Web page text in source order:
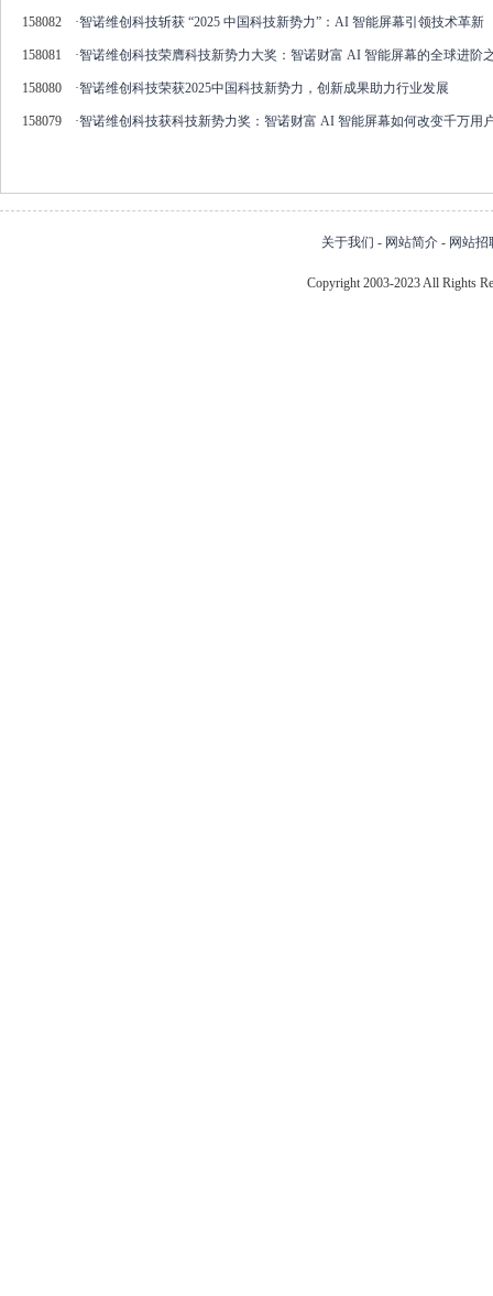
158082 ·智诺维创科技斩获 “2025 中国科技新势力”：AI 智能屏幕引领技术革新
158081 ·智诺维创科技荣膺科技新势力大奖：智诺财富 AI 智能屏幕的全球进阶
158080 ·智诺维创科技荣获2025中国科技新势力，创新成果助力行业发展
158079 ·智诺维创科技获科技新势力奖：智诺财富 AI 智能屏幕如何改变千万用
关于我们 - 网站简介 - 网站招
Copyright 2003-2023 All Rights